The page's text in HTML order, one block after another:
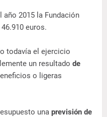
año 2015 la Fundación
46.910 euros.
todavía el ejercicio
un resultado de
o ligeras
una previsión de